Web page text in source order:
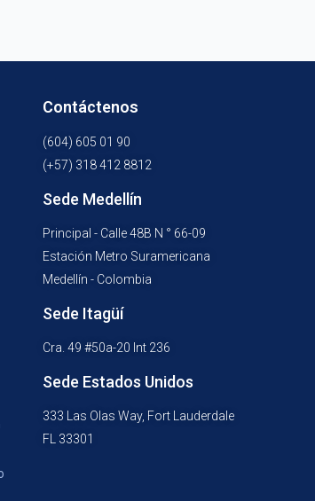
Contáctenos
(604) 605 01 90
(+57) 318 412 8812
Sede Medellín
Principal - Calle 48B N ° 66-09
Estación Metro Suramericana
Medellín - Colombia
Sede Itagüí
Cra. 49 #50a-20 Int 236
Sede Estados Unidos
333 Las Olas Way, Fort Lauderdale
FL 33301